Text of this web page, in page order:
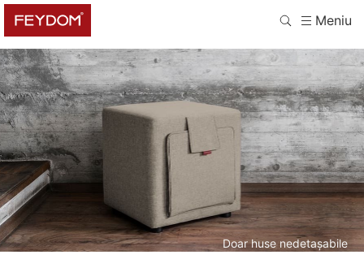
Meniu
Doar huse nedetașabile